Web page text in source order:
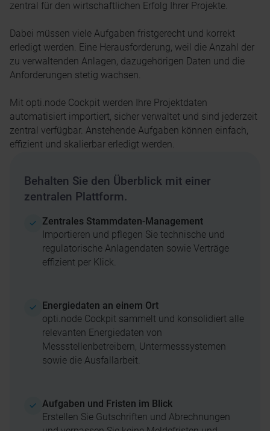
zentral für den wirtschaftlichen Erfolg Ihrer Projekte.
Dabei müssen viele Aufgaben fristgerecht und korrekt
erledigt werden. Eine Herausforderung, weil die Anzahl der
zu verwaltenden Anlagen, dazugehörigen Daten und die
Anforderungen stetig wachsen.
Mit opti.node Cockpit werden Ihre Projektdaten
automatisiert importiert, sicher verwaltet und sind jederzeit
zentral verfügbar. Anstehende Aufgaben können einfach,
effizient und skalierbar erledigt werden.
Behalten Sie den Überblick mit einer
zentralen Plattform.
Zentrales Stammdaten-Management
Importieren und pflegen Sie technische und
regulatorische Anlagendaten sowie Verträge
effizient per Klick.
Energiedaten an einem Ort
opti.node Cockpit sammelt und konsolidiert alle
relevanten Energiedaten von
Messstellenbetreibern, Untermesssystemen
sowie die Ausfallarbeit.
Aufgaben und Fristen im Blick
Erstellen Sie Gutschriften und Abrechnungen